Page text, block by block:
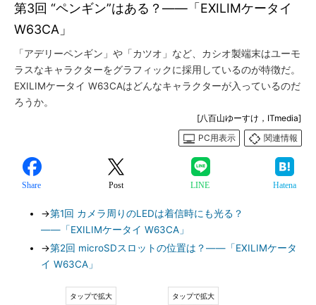
第3回 “ペンギン”はある？――「EXILIMケータイ
W63CA」
「アデリーペンギン」や「カツオ」など、カシオ製端末はユーモ
ラスなキャラクターをグラフィックに採用しているのが特徴だ。
EXILIMケータイ W63CAはどんなキャラクターが入っているのだ
ろうか。
[八百山ゆーすけ，ITmedia]
PC用表示
関連情報
Share Post LINE Hatena
→第1回 カメラ周りのLEDは着信時にも光る？
――「EXILIMケータイ W63CA」
→第2回 microSDスロットの位置は？――「EXILIMケータ
イ W63CA」